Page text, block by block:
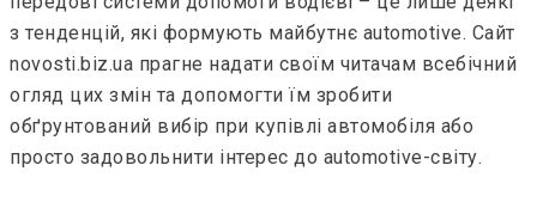
з тенденцій, які формують майбутнє automotive. Сайт
novosti.biz.ua прагне надати своїм читачам всебічний
огляд цих змін та допомогти їм зробити
обґрунтований вибір при купівлі автомобіля або
просто задовольнити інтерес до automotive-світу.